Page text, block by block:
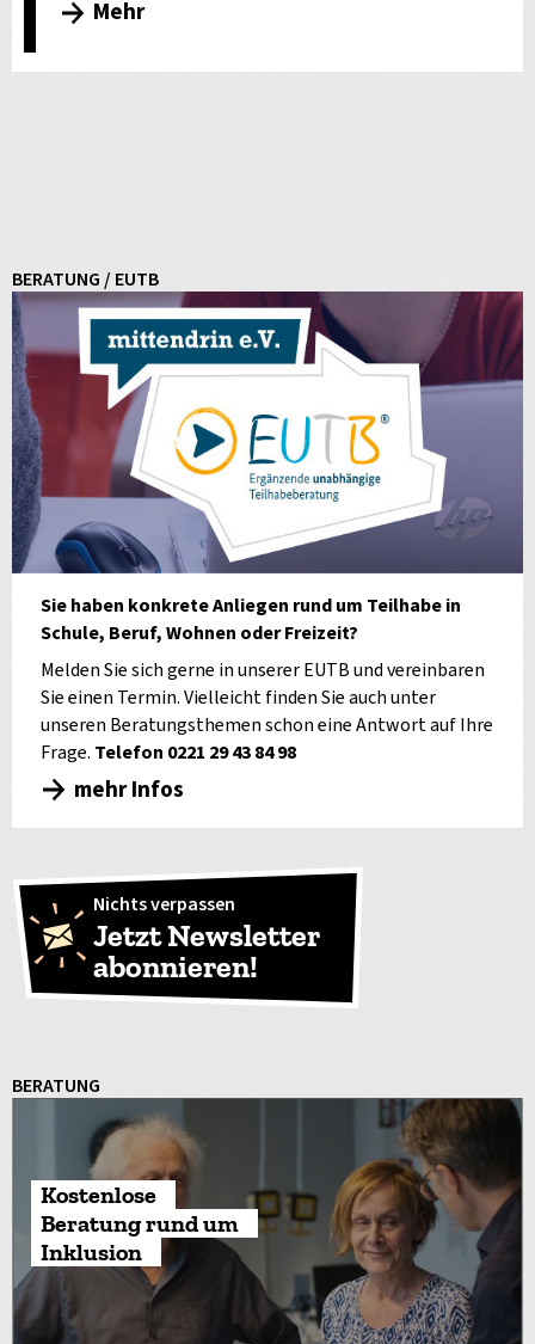
Mehr
BERATUNG / EUTB
Sie haben konkrete Anliegen rund um Teilhabe in
Schule, Beruf, Wohnen oder Freizeit?
Melden Sie sich gerne in unserer EUTB und vereinbaren
Sie einen Termin. Vielleicht finden Sie auch unter
unseren Beratungsthemen schon eine Antwort auf Ihre
Frage. Telefon 0221 29 43 84 98
mehr Infos
Nichts verpassen
Jetzt Newsletter
abonnieren!
BERATUNG
Kostenlose
Beratung rund um
Inklusion